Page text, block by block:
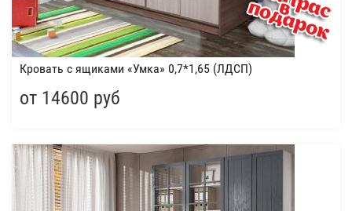
Кровать с ящиками «Умка» 0,7*1,65 (ЛДСП)
от 14600 руб